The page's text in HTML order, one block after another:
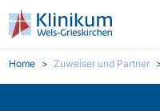
Skoči na glavni sadržaj
Breadcrumb
Home Zuweiser und Partner